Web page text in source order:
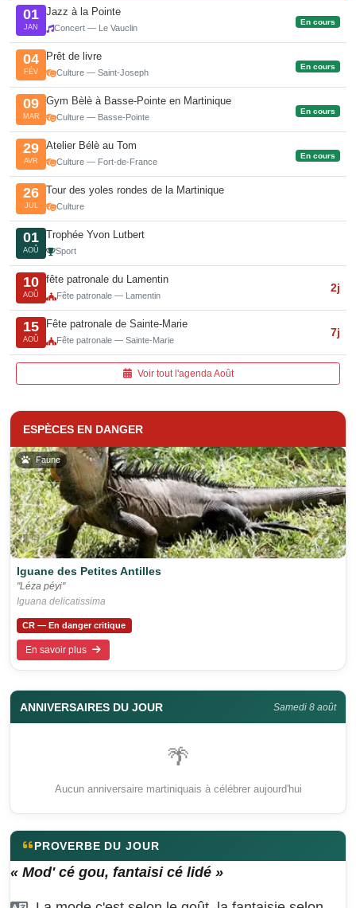
01
JAN
Jazz à la Pointe
Concert — Le Vauclin
En cours
04
FÉV
Prêt de livre
Culture — Saint-Joseph
En cours
09
MAR
Gym Bèlè à Basse-Pointe en Martinique
Culture — Basse-Pointe
En cours
29
AVR
Atelier Bélè au Tom
Culture — Fort-de-France
En cours
26
JUL
Tour des yoles rondes de la Martinique
Culture
01
AOÛ
Trophée Yvon Lutbert
Sport
10
AOÛ
fête patronale du Lamentin
Fête patronale — Lamentin
2j
15
AOÛ
Fête patronale de Sainte-Marie
Fête patronale — Sainte-Marie
7j
Voir tout l'agenda Août
ESPÈCES EN DANGER
Faune
Iguane des Petites Antilles
"Léza péyi"
Iguana delicatissima
CR — En danger critique
En savoir plus
ANNIVERSAIRES DU JOUR Samedi 8 août
🌴
Aucun anniversaire martiniquais à célébrer aujourd'hui
PROVERBE DU JOUR
« Mod' cé gou, fantaisi cé lidé »